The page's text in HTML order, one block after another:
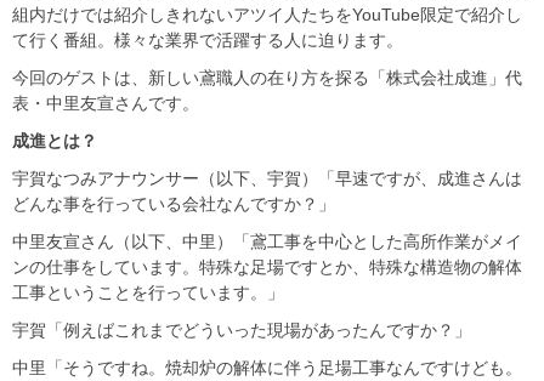
組内だけでは紹介しきれないアツイ人たちをYouTube限定で紹介し
て行く番組。様々な業界で活躍する人に迫ります。
今回のゲストは、新しい鳶職人の在り方を探る「株式会社成進」代
表・中里友宣さんです。
成進とは？
宇賀なつみアナウンサー（以下、宇賀）「早速ですが、成進さんは
どんな事を行っている会社なんですか？」
中里友宣さん（以下、中里）「鳶工事を中心とした高所作業がメイ
ンの仕事をしています。特殊な足場ですとか、特殊な構造物の解体
工事ということを行っています。」
宇賀「例えばこれまでどういった現場があったんですか？」
中里「そうですね。焼却炉の解体に伴う足場工事なんですけども。